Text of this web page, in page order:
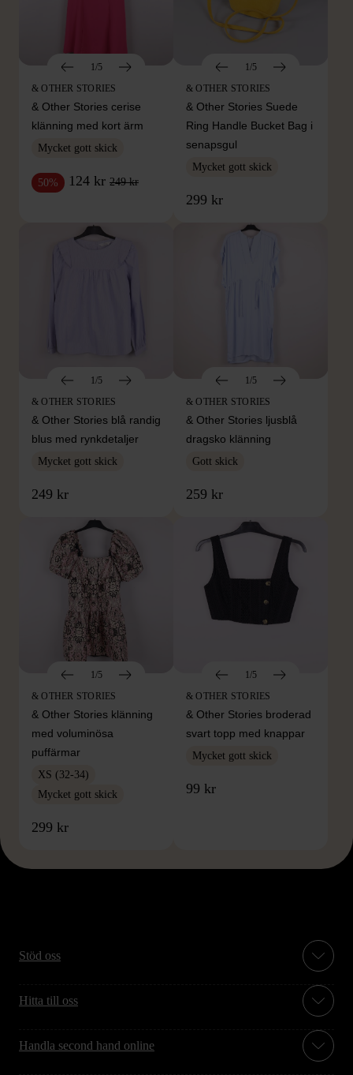
1/5
& OTHER STORIES
& Other Stories cerise
klänning med kort ärm
Mycket gott skick
50% 124 kr 249 kr
1/5
& OTHER STORIES
& Other Stories Suede
Ring Handle Bucket Bag i
senapsgul
Mycket gott skick
299 kr
1/5
& OTHER STORIES
& Other Stories blå randig
blus med rynkdetaljer
Mycket gott skick
249 kr
1/5
& OTHER STORIES
& Other Stories ljusblå
dragsko klänning
Gott skick
259 kr
1/5
& OTHER STORIES
& Other Stories klänning
med voluminösa
puffärmar
XS (32-34)
Mycket gott skick
299 kr
1/5
& OTHER STORIES
& Other Stories broderad
svart topp med knappar
Mycket gott skick
99 kr
Stöd oss
Hitta till oss
Handla second hand online